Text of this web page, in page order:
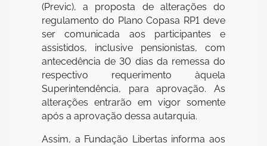
(Previc), a proposta de alterações do
regulamento do Plano Copasa RP1 deve
ser comunicada aos participantes e
assistidos, inclusive pensionistas, com
antecedência de 30 dias da remessa do
respectivo requerimento àquela
Superintendência, para aprovação. As
alterações entrarão em vigor somente
após a aprovação dessa autarquia.
Assim, a Fundação Libertas informa aos